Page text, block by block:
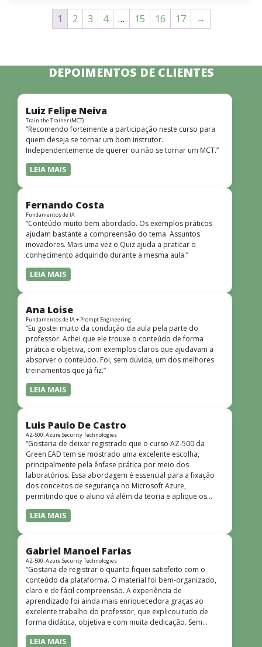
1 2 3 4 … 15 16 17 →
DEPOIMENTOS DE CLIENTES
Luiz Felipe Neiva
Train the Trainer (MCT)
“Recomendo fortemente a participação neste curso para
quem deseja se tornar um bom instrutor.
Independentemente de querer ou não se tornar um MCT.”
LEIA MAIS
Fernando Costa
Fundamentos de IA
“Conteúdo muito bem abordado. Os exemplos práticos
ajudam bastante a compreensão do tema. Assuntos
inovadores. Mais uma vez o Quiz ajuda a praticar o
conhecimento adquirido durante a mesma aula.”
LEIA MAIS
Ana Loise
Fundamentos de IA + Prompt Engineering
“Eu gostei muito da condução da aula pela parte do
professor. Achei que ele trouxe o conteúdo de forma
prática e objetiva, com exemplos claros que ajudavam a
absorver o conteúdo. Foi, sem dúvida, um dos melhores
treinamentos que já fiz.”
LEIA MAIS
Luis Paulo De Castro
AZ-500: Azure Security Technologies
“Gostaria de deixar registrado que o curso AZ-500 da
Green EAD tem se mostrado uma excelente escolha,
principalmente pela ênfase prática por meio dos
laboratórios. Essa abordagem é essencial para a fixação
dos conceitos de segurança no Microsoft Azure,
permitindo que o aluno vá além da teoria e aplique os
conhecimentos em cenários reais e simulados. Outro
ponto muito positivo é a didática do curso. O conteúdo é
quem não tem uma bagagem técnica muito avançada.”
LEIA MAIS
Gabriel Manoel Farias
AZ-500: Azure Security Technologies
“Gostaria de registrar o quanto fiquei satisfeito com o
conteúdo da plataforma. O material foi bem-organizado,
claro e de fácil compreensão. A experiência de
aprendizado foi ainda mais enriquecedora graças ao
excelente trabalho do professor, que explicou tudo de
forma didática, objetiva e com muita dedicação. Sem
dúvida, foi uma jornada de muito aprendizado!”
LEIA MAIS